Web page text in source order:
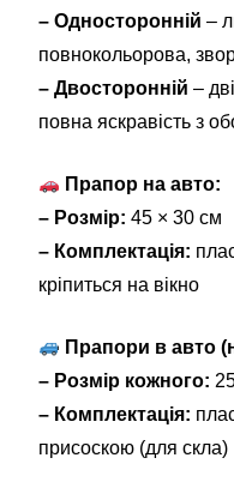
– Односторонній –
повнокольорова,
– Двосторонній –
повна яскравість з
Прапор на авто:
– Розмір: 45 × 30 см
– Комплектація:
кріпиться на вікно
Прапори в авто
– Розмір кожного:
– Комплектація:
присоскою (для скла)